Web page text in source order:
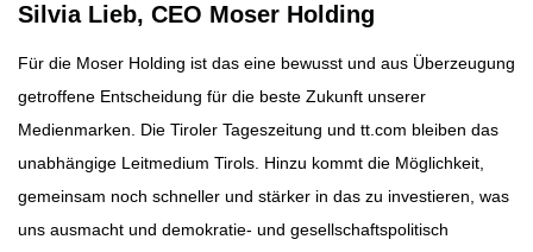
Silvia Lieb, CEO Moser Holding
Für die Moser Holding ist das eine bewusst und aus Überzeugung
getroffene Entscheidung für die beste Zukunft unserer
Medienmarken. Die Tiroler Tageszeitung und tt.com bleiben das
unabhängige Leitmedium Tirols. Hinzu kommt die Möglichkeit,
gemeinsam noch schneller und stärker in das zu investieren, was
uns ausmacht und demokratie- und gesellschaftspolitisch